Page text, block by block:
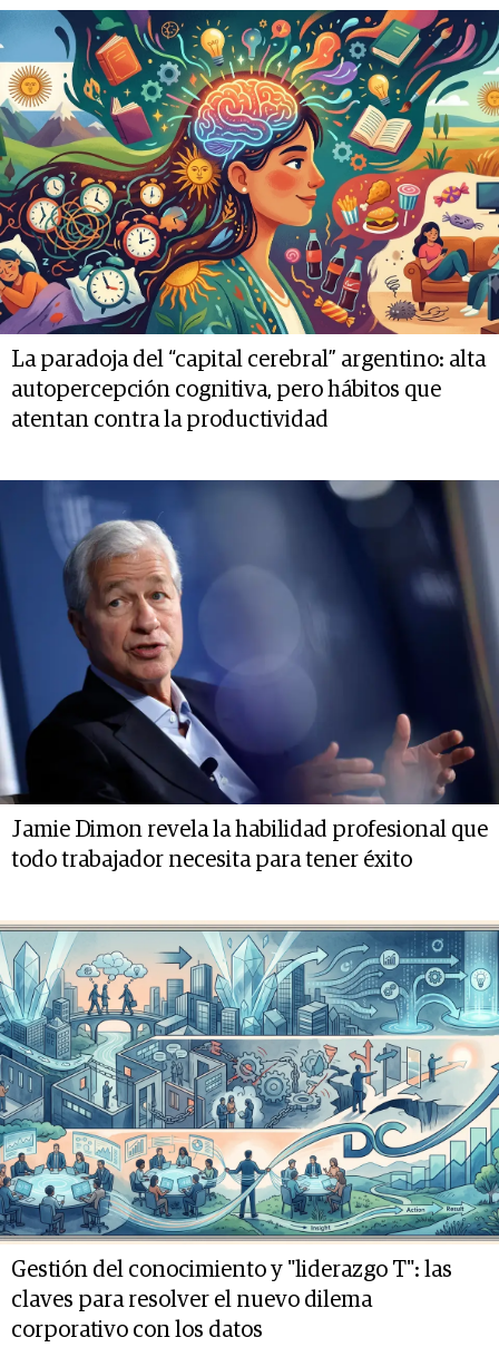
La paradoja del “capital cerebral” argentino: alta
autopercepción cognitiva, pero hábitos que
atentan contra la productividad
Jamie Dimon revela la habilidad profesional que
todo trabajador necesita para tener éxito
Gestión del conocimiento y "liderazgo T": las
claves para resolver el nuevo dilema
corporativo con los datos